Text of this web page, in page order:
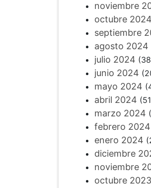
noviembre
octubre 2024
septiembre
agosto 2024
julio 2024
junio 2024
mayo 2024
abril 2024
marzo 2024
febrero 2024
enero 2024
diciembre
noviembre
octubre 2023